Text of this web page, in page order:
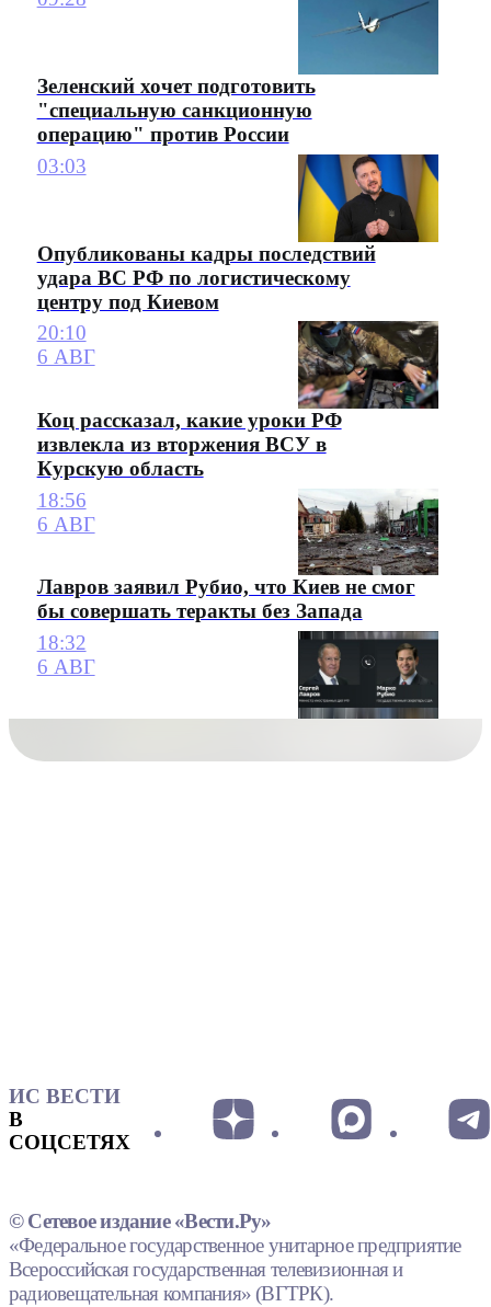
Зеленский хочет подготовить
"специальную санкционную
операцию" против России
03:03
Опубликованы кадры последствий
удара ВС РФ по логистическому
центру под Киевом
20:10
6 АВГ
Коц рассказал, какие уроки РФ
извлекла из вторжения ВСУ в
Курскую область
18:56
6 АВГ
Лавров заявил Рубио, что Киев не смог
бы совершать теракты без Запада
18:32
6 АВГ
ИС ВЕСТИ
В
СОЦСЕТЯХ
© Сетевое издание «Вести.Ру»
«Федеральное государственное унитарное предприятие
Всероссийская государственная телевизионная и
радиовещательная компания» (ВГТРК).